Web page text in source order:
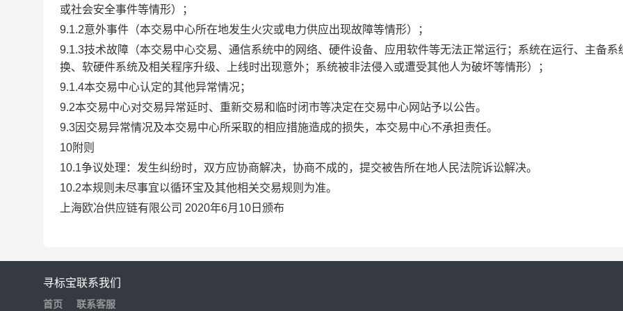
或社会安全事件等情形）；
9.1.2意外事件（本交易中心所在地发生火灾或电力供应出现故障等情形）；
9.1.3技术故障（本交易中心交易、通信系统中的网络、硬件设备、应用软件等无法正常运行；系统在运行、主备系
换、软硬件系统及相关程序升级、上线时出现意外；系统被非法侵入或遭受其他人为破坏等情形）；
9.1.4本交易中心认定的其他异常情况；
9.2本交易中心对交易异常延时、重新交易和临时闭市等决定在交易中心网站予以公告。
9.3因交易异常情况及本交易中心所采取的相应措施造成的损失，本交易中心不承担责任。
10附则
10.1争议处理：发生纠纷时，双方应协商解决，协商不成的，提交被告所在地人民法院诉讼解决。
10.2本规则未尽事宜以循环宝及其他相关交易规则为准。
上海欧冶供应链有限公司 2020年6月10日颁布
寻标宝
首页
联系我们
联系客服